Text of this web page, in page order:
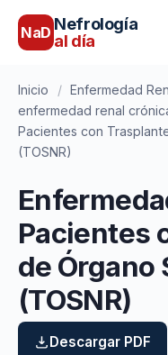
NaD Nefrología
al día
Inicio / Enfermedad
enfermedad renal
Pacientes con
(TOSNR)
Pacientes
de Órgano
(TOSNR)
Descargar PDF